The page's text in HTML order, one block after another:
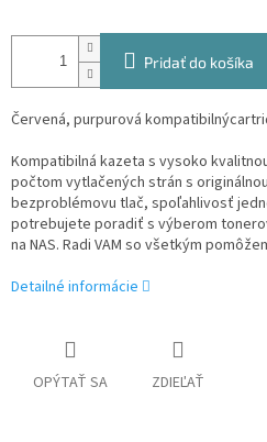
Pridať do košíka
Červená, purpurová
Kompatibilná kazeta s vysoko
počtom vytlačených strán s
bezproblémovu tlač, spoľahlivosť
potrebujete poradiť s výberom
na NAS. Radi VAM so všetkým
Detailné informácie
OPÝTAŤ SA ZDIEĽAŤ